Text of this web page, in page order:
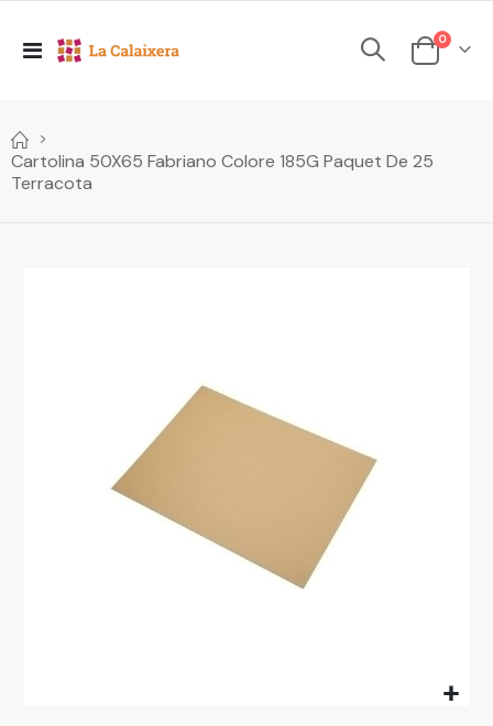
Toggle
Cesta
0elements
Cartolina 50X65 Fabriano Colore 185G Paquet De 25
Terracota